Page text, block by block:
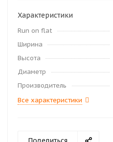
Характеристики
Run on flat
Ширина
Высота
Диаметр
Производитель
Все характеристики